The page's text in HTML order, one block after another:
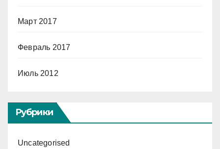
Март 2017
Февраль 2017
Июль 2012
Рубрики
Uncategorised